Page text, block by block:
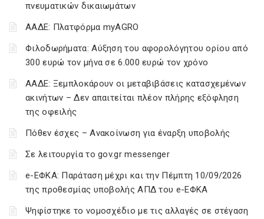
πνευματικών δικαιωμάτων
ΑΑΔΕ: Πλατφόρμα myAGRO
Φιλοδωρήματα: Αύξηση του αφορολόγητου ορίου από
300 ευρώ τον μήνα σε 6.000 ευρώ τον χρόνο
ΑΑΔΕ: Ξεμπλοκάρουν οι μεταβιβάσεις κατασχεμένων
ακινήτων – Δεν απαιτείται πλέον πλήρης εξόφληση
της οφειλής
Πόθεν έσχες – Ανακοίνωση για έναρξη υποβολής
Σε λειτουργία το gov.gr messenger
e-ΕΦΚΑ: Παράταση μέχρι και την Πέμπτη 10/09/2026
της προθεσμίας υποβολής ΑΠΔ του e-ΕΦΚΑ
Ψηφίστηκε το νομοσχέδιο με τις αλλαγές σε στέγαση